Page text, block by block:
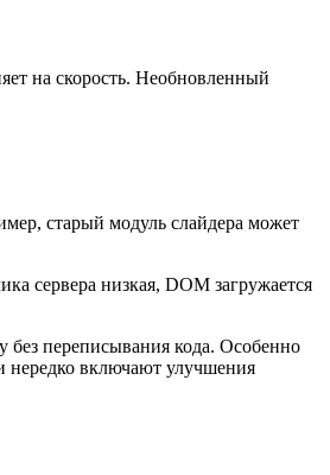
на скорость. Необновленный
старый модуль слайдера может
сервера низкая, DOM загружается
переписывания кода. Особенно
нередко включают улучшения